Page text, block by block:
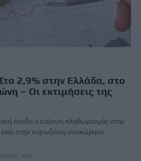
2,9% στην Ελλάδα, στο
– Οι εκτιμήσεις της
άνοδο ο ετήσιος πληθωρισμός στην
ενώ στην ευρωζώνη υποχώρησε
2026